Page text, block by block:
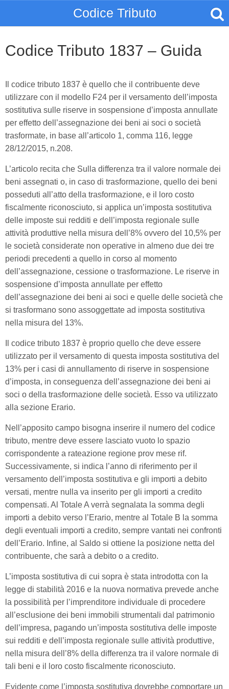
Codice Tributo
Codice Tributo 1837 – Guida
Il codice tributo 1837 è quello che il contribuente deve
utilizzare con il modello F24 per il versamento dell’imposta
sostitutiva sulle riserve in sospensione d’imposta annullate
per effetto dell’assegnazione dei beni ai soci o società
trasformate, in base all’articolo 1, comma 116, legge
28/12/2015, n.208.
L’articolo recita che Sulla differenza tra il valore normale dei
beni assegnati o, in caso di trasformazione, quello dei beni
posseduti all’atto della trasformazione, e il loro costo
fiscalmente riconosciuto, si applica un’imposta sostitutiva
delle imposte sui redditi e dell’imposta regionale sulle
attività produttive nella misura dell’8% ovvero del 10,5% per
le società considerate non operative in almeno due dei tre
periodi precedenti a quello in corso al momento
dell’assegnazione, cessione o trasformazione. Le riserve in
sospensione d’imposta annullate per effetto
dell’assegnazione dei beni ai soci e quelle delle società che
si trasformano sono assoggettate ad imposta sostitutiva
nella misura del 13%.
Il codice tributo 1837 è proprio quello che deve essere
utilizzato per il versamento di questa imposta sostitutiva del
13% per i casi di annullamento di riserve in sospensione
d’imposta, in conseguenza dell’assegnazione dei beni ai
soci o della trasformazione delle società. Esso va utilizzato
alla sezione Erario.
Nell’apposito campo bisogna inserire il numero del codice
tributo, mentre deve essere lasciato vuoto lo spazio
corrispondente a rateazione regione prov mese rif.
Successivamente, si indica l’anno di riferimento per il
versamento dell’imposta sostitutiva e gli importi a debito
versati, mentre nulla va inserito per gli importi a credito
compensati. Al Totale A verrà segnalata la somma degli
importi a debito verso l’Erario, mentre al Totale B la somma
degli eventuali importi a credito, sempre vantati nei confronti
dell’Erario. Infine, al Saldo si ottiene la posizione netta del
contribuente, che sarà a debito o a credito.
L’imposta sostitutiva di cui sopra è stata introdotta con la
legge di stabilità 2016 e la nuova normativa prevede anche
la possibilità per l’imprenditore individuale di procedere
all’esclusione dei beni immobili strumentali dal patrimonio
dell’impresa, pagando un’imposta sostitutiva delle imposte
sui redditi e dell’imposta regionale sulle attività produttive,
nella misura dell’8% della differenza tra il valore normale di
tali beni e il loro costo fiscalmente riconosciuto.
Evidente come l’imposta sostitutiva dovrebbe comportare un